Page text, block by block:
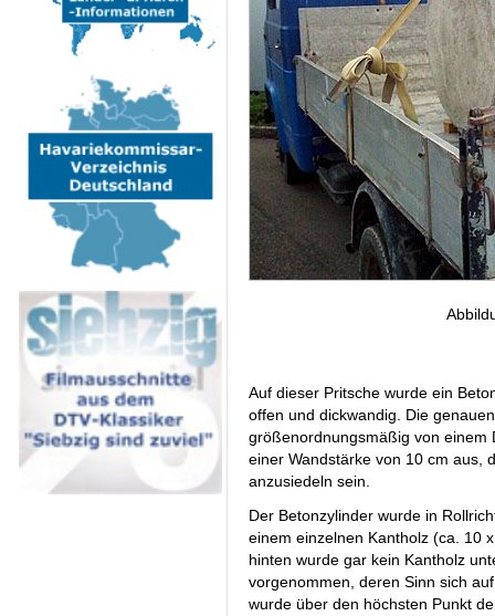
Auf dieser Pritsche wurde ein
offen und dickwandig. Die
größenordnungsmäßig von einem
einer Wandstärke von 10 cm aus,
anzusiedeln sein.
Der Betonzylinder wurde in
einem einzelnen Kantholz (ca. 10
hinten wurde gar kein Kantholz
vorgenommen, deren Sinn sich
wurde über den höchsten Punkt